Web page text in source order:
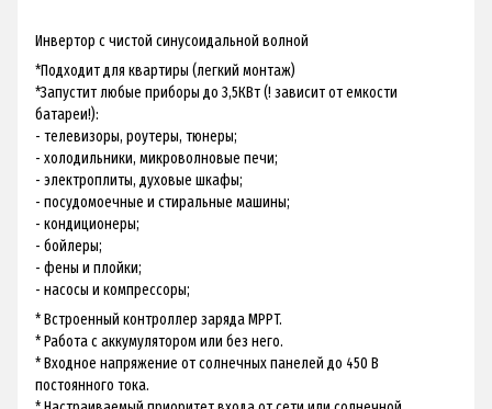
Инвертор с чистой синусоидальной волной
*Подходит для квартиры (легкий монтаж)
*Запустит любые приборы до 3,5КВт (! зависит от емкости
батареи!):
- телевизоры, роутеры, тюнеры;
- холодильники, микроволновые печи;
- электроплиты, духовые шкафы;
- посудомоечные и стиральные машины;
- кондиционеры;
- бойлеры;
- фены и плойки;
- насосы и компрессоры;
* Встроенный контроллер заряда MPPT.
* Работа с аккумулятором или без него.
* Входное напряжение от солнечных панелей до 450 В
постоянного тока.